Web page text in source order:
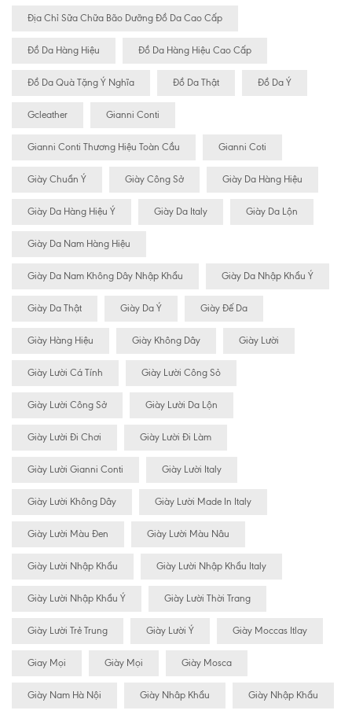
Địa Chỉ Sữa Chữa Bão Dưỡng Đồ Da Cao Cấp
Đồ Da Hàng Hiệu Đồ Da Hàng Hiệu Cao Cấp
Đồ Da Quà Tặng Ý Nghĩa Đồ Da Thật Đồ Da Ý
Gcleather Gianni Conti
Gianni Conti Thương Hiệu Toàn Cầu Gianni Coti
Giày Chuẩn Ý Giày Công Sở Giày Da Hàng Hiệu
Giày Da Hàng Hiệu Ý Giày Da Italy Giày Da Lộn
Giày Da Nam Hàng Hiệu
Giày Da Nam Không Dây Nhập Khẩu Giày Da Nhập Khẩu Ý
Giày Da Thật Giày Da Ý Giày Đế Da
Giày Hàng Hiệu Giày Không Dây Giày Lười
Giày Lười Cá Tính Giày Lười Công Sỏ
Giày Lười Công Sở Giày Lười Da Lộn
Giày Lười Đi Chơi Giày Lười Đi Làm
Giày Lười Gianni Conti Giày Lười Italy
Giày Lười Không Dây Giày Lười Made In Italy
Giày Lười Màu Đen Giày Lười Màu Nâu
Giày Lười Nhập Khẩu Giày Lười Nhập Khẩu Italy
Giày Lười Nhập Khẩu Ý Giày Lười Thời Trang
Giày Lười Trẻ Trung Giày Lười Ý Giày Moccas Itlay
Giay Mọi Giày Mọi Giày Mosca
Giày Nam Hà Nội Giày Nhâp Khẩu Giày Nhập Khẩu